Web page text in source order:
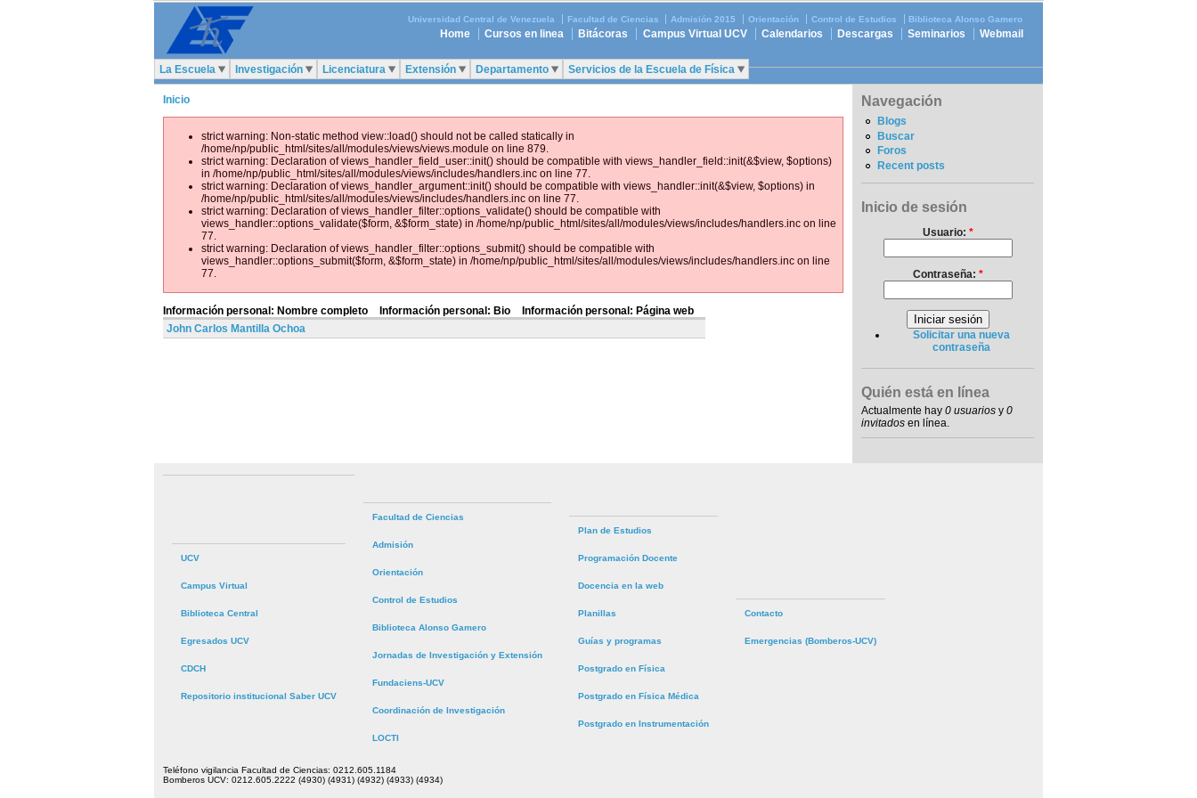
Universidad Central de Venezuela Facultad de Ciencias Admisión 2015 Orientación Control de Estudios Biblioteca Alonso Gamero
Home Cursos en linea Bitácoras Campus Virtual UCV Calendarios Descargas Seminarios Webmail
La Escuela Investigación Licenciatura Extensión Departamento Servicios de la Escuela de Física
Inicio
strict warning: Non-static method view::load() should not be called statically in
/home/np/public_html/sites/all/modules/views/views.module on line 879.
strict warning: Declaration of views_handler_field_user::init() should be compatible with views_handler_field::init(&$view, $options)
in /home/np/public_html/sites/all/modules/views/includes/handlers.inc on line 77.
strict warning: Declaration of views_handler_argument::init() should be compatible with views_handler::init(&$view, $options) in
/home/np/public_html/sites/all/modules/views/includes/handlers.inc on line 77.
strict warning: Declaration of views_handler_filter::options_validate() should be compatible with
views_handler::options_validate($form, &$form_state) in /home/np/public_html/sites/all/modules/views/includes/handlers.inc on line
77.
strict warning: Declaration of views_handler_filter::options_submit() should be compatible with
views_handler::options_submit($form, &$form_state) in /home/np/public_html/sites/all/modules/views/includes/handlers.inc on line
77.
Información personal: Nombre completo Información personal: Bio
Información personal: Página web
John Carlos Mantilla Ochoa
Navegación
Blogs
Buscar
Foros
Recent posts
Inicio de sesión
Usuario: *
Contraseña: *
Solicitar una nueva
contraseña
Quién está en línea
Actualmente hay 0 usuarios y 0
invitados en línea.
UCV
Campus Virtual
Biblioteca Central
Egresados UCV
CDCH
Repositorio institucional Saber UCV
Facultad de Ciencias
Admisión
Orientación
Control de Estudios
Biblioteca Alonso Gamero
Jornadas de Investigación y Extensión
Fundaciens-UCV
Coordinación de Investigación
LOCTI
Plan de Estudios
Programación Docente
Docencia en la web
Planillas
Guías y programas
Postgrado en Física
Postgrado en Física Médica
Postgrado en Instrumentación
Contacto
Emergencias (Bomberos-UCV)
Teléfono vigilancia Facultad de Ciencias: 0212.605.1184
Bomberos UCV: 0212.605.2222 (4930) (4931) (4932) (4933) (4934)